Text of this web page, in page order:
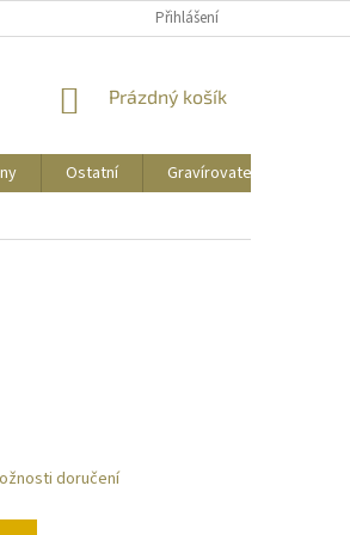
CENY DOPRAVYPřihlášení
NÁKUPNÍ
Prázdný košík
Ostatní Gravírovatelné
doručení